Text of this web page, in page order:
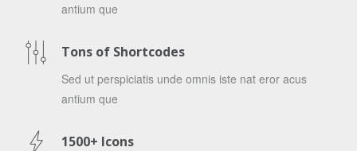
antium que
Tons of Shortcodes
Sed ut perspiciatis unde omnis iste nat eror acus
antium que
1500+ Icons